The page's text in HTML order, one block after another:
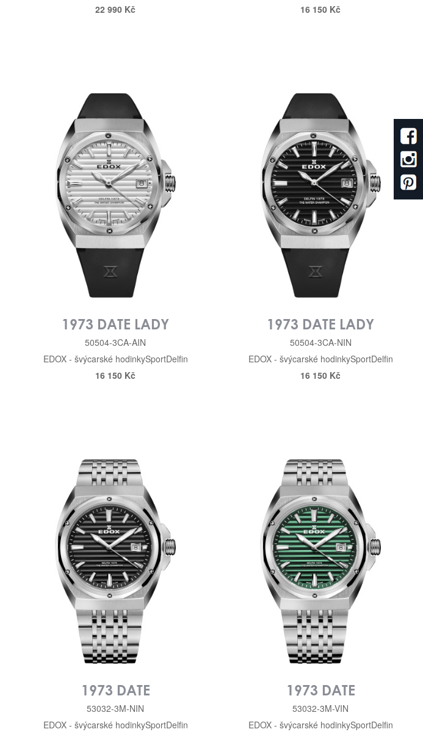
22 990 Kč
16 150 Kč
1973 DATE LADY
50504-3CA-AIN
EDOX - švýcarské hodinkySportDelfin
16 150 Kč
1973 DATE LADY
50504-3CA-NIN
EDOX - švýcarské hodinkySportDelfin
16 150 Kč
1973 DATE
53032-3M-NIN
EDOX - švýcarské hodinkySportDelfin
1973 DATE
53032-3M-VIN
EDOX - švýcarské hodinkySportDelfin